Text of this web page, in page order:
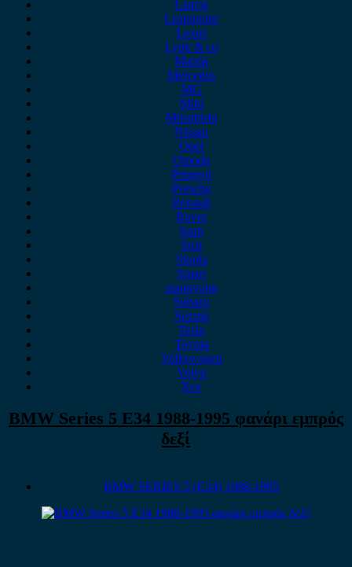
Lancia
Leapmotor
Lexus
Lynk & co
Mazda
Mercedes
MG
Mini
Mitsubishi
Nissan
Opel
Omoda
Peugeot
Porsche
Renault
Rover
Saab
Seat
Skoda
Smart
ssangyong
Subaru
Suzuki
Tesla
Toyota
Volkswagen
Volvo
Xev
BMW Series 5 E34 1988-1995 φανάρι εμπρός
δεξί
BMW SERIES 5 (E34) 1988-1995